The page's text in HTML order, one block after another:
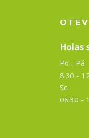
Holas
Po - Pá
8:30 -
So
08:30 -